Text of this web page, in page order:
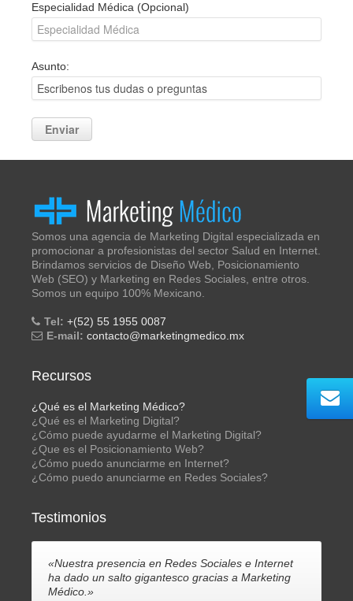
Especialidad Médica (Opcional)
Asunto:
Somos una agencia de Marketing Digital especializada en
promocionar a profesionistas del sector Salud en Internet.
Brindamos servicios de Diseño Web, Posicionamiento
Web (SEO) y Marketing en Redes Sociales, entre otros.
Somos un equipo 100% Mexicano.
Tel: +(52) 55 1955 0087
E-mail: contacto@marketingmedico.mx
Recursos
¿Qué es el Marketing Médico?
¿Qué es el Marketing Digital?
¿Cómo puede ayudarme el Marketing Digital?
¿Que es el Posicionamiento Web?
¿Cómo puedo anunciarme en Internet?
¿Cómo puedo anunciarme en Redes Sociales?
Testimonios
«Nuestra presencia en Redes Sociales e Internet
ha dado un salto gigantesco gracias a Marketing
Médico.»